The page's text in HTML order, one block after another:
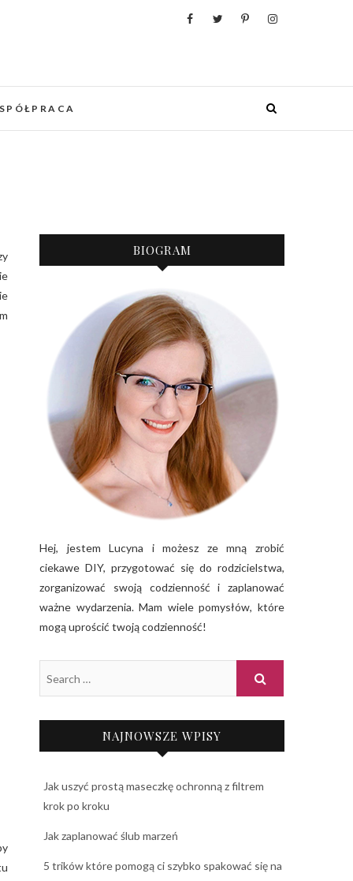
WESEL.
BIOGRAM
Hej, jestem Lucyna i możesz ze mną zrobić
ciekawe DIY, przygotować się do rodzicielstwa,
zorganizować swoją codzienność i zaplanować
ważne wydarzenia. Mam wiele pomysłów, które
mogą uprościć twoją codzienność!
NAJNOWSZE WPISY
Jak uszyć prostą maseczkę ochronną z filtrem
krok po kroku
Jak zaplanować ślub marzeń
5 trików które pomogą ci szybko spakować się na